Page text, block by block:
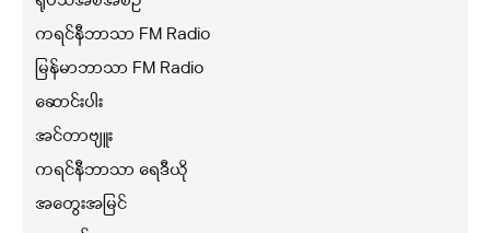
ကရင်နီဘာသာ FM Radio
မြန်မာဘာသာ FM Radio
ဆောင်းပါး
အင်တာဗျူး
ကရင်နီဘာသာ ရေဒီယို
အတွေးအမြင်